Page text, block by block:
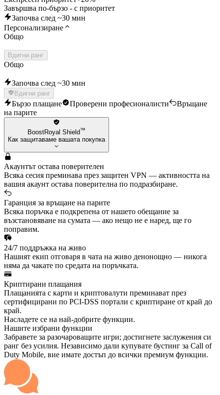
Завършва по-бързо - с приоритет
Започва след ~30 мин
Персонализиране
Общо
Вдигни ранг
Общо
Започва след ~30 мин
Вдигни ранг
Бързо плащане Проверени професионалисти
Връщане
на парите
BoostRoyal Shield™
Как защитаваме вашата покупка
Акаунтът остава поверителен
Всяка сесия преминава през защитен VPN — активността на
вашия акаунт остава поверителна по подразбиране.
Гаранция за връщане на парите
Всяка поръчка е подкрепена от нашето обещание за
възстановяване на сумата — ако нещо не е наред, ще го
поправим.
24/7 поддръжка на живо
Нашият екип отговаря в чата на живо денонощно — никога
няма да чакате по средата на поръчката.
Криптирани плащания
Плащанията с карти и криптовалути преминават през
сертифицирани по PCI-DSS портали с криптиране от край до
край.
Насладете се на най-добрите функции.
Нашите избрани функции
Забравете за разочароващите игри; достигнете заслужения си
ранг без усилия. Независимо дали купувате бустинг за Call of
Duty Mobile, вие имате достъп до всички премиум функции.